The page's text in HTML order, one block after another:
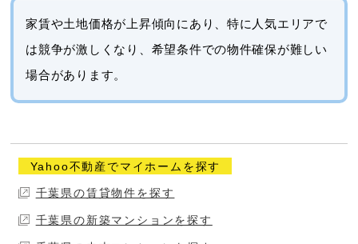
家賃や土地価格が上昇傾向にあり、特に人気エリアで
は競争が激しくなり、希望条件での物件確保が難しい
場合があります。
Yahoo不動産でマイホームを探す
千葉県の賃貸物件を探す
千葉県の新築マンションを探す